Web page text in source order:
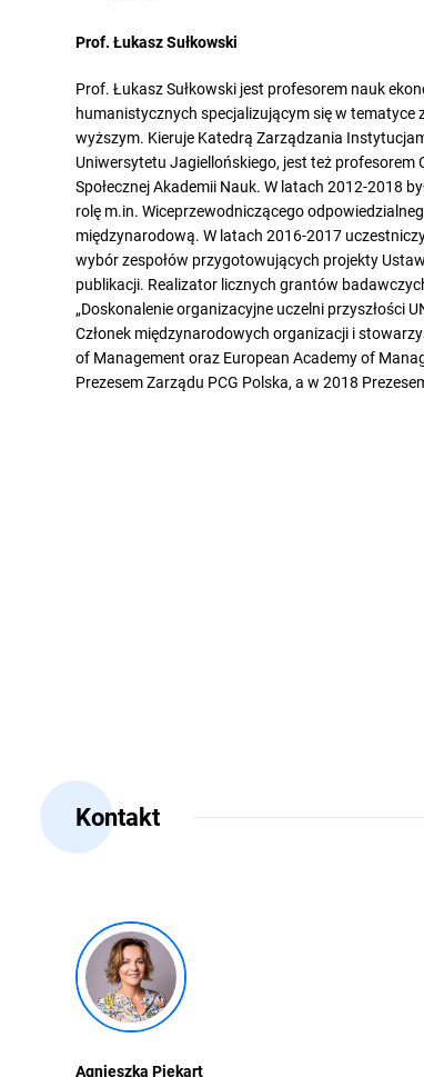
Prof. Łukasz Sułkowski
Prof. Łukasz Sułkowski jest profesorem nauk
humanistycznych specjalizującym się w
wyższym. Kieruje Katedrą Zarządzania
Uniwersytetu Jagiellońskiego, jest też profesorem
Społecznej Akademii Nauk. W latach 2012-2018
rolę m.in. Wiceprzewodniczącego
międzynarodową. W latach 2016-2017
wybór zespołów przygotowujących projekty
publikacji. Realizator licznych grantów
„Doskonalenie organizacyjne uczelni przyszłości
Członek międzynarodowych organizacji i
of Management oraz European Academy of
Prezesem Zarządu PCG Polska, a w 2018
Kontakt
Agnieszka Piekart